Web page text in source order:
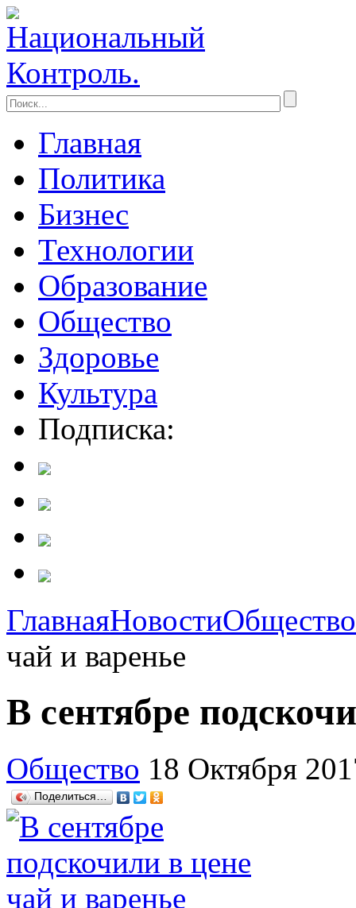
Главная
Политика
Бизнес
Технологии
Образование
Общество
Здоровье
Культура
Подписка:
ГлавнаяНовостиОбщество
чай и варенье
В сентябре
Общество 18 Октября
Поделиться…